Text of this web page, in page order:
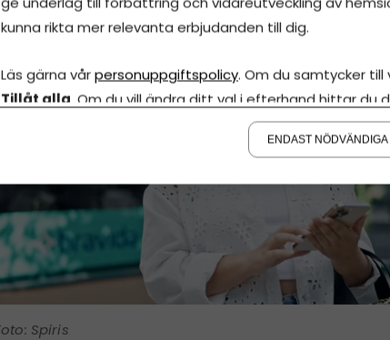
Spiris
kunna rikta mer relevanta erbjudanden till dig.
Läs gärna vårpersonuppgiftspolicy. Om du samtycker till
Tillåt alla . Om du vill ändra ditt val i efterhand hittar du
ENDAST NÖDVÄNDIGA